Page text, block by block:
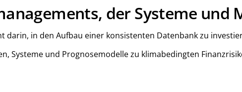
der Systeme und
in den Aufbau einer konsistenten Datenbank zu
Systeme und Prognosemodelle zu klimabedingten